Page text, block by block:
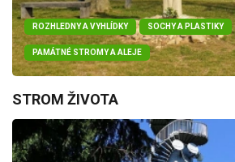
ROZHLEDNY A VYHLÍDKY SOCHY A PLASTIKY
PAMÁTNÉ STROMY A ALEJE
STROM ŽIVOTA